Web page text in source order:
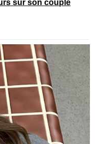
sur son couple